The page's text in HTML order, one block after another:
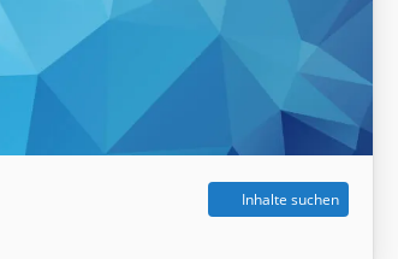
Inhalte suchen